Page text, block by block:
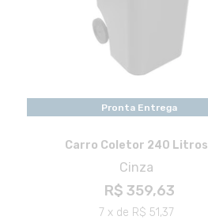
Pronta Entrega
Carro Coletor 240 Litros
Cinza
R$ 359,63
7 x de R$ 51,37